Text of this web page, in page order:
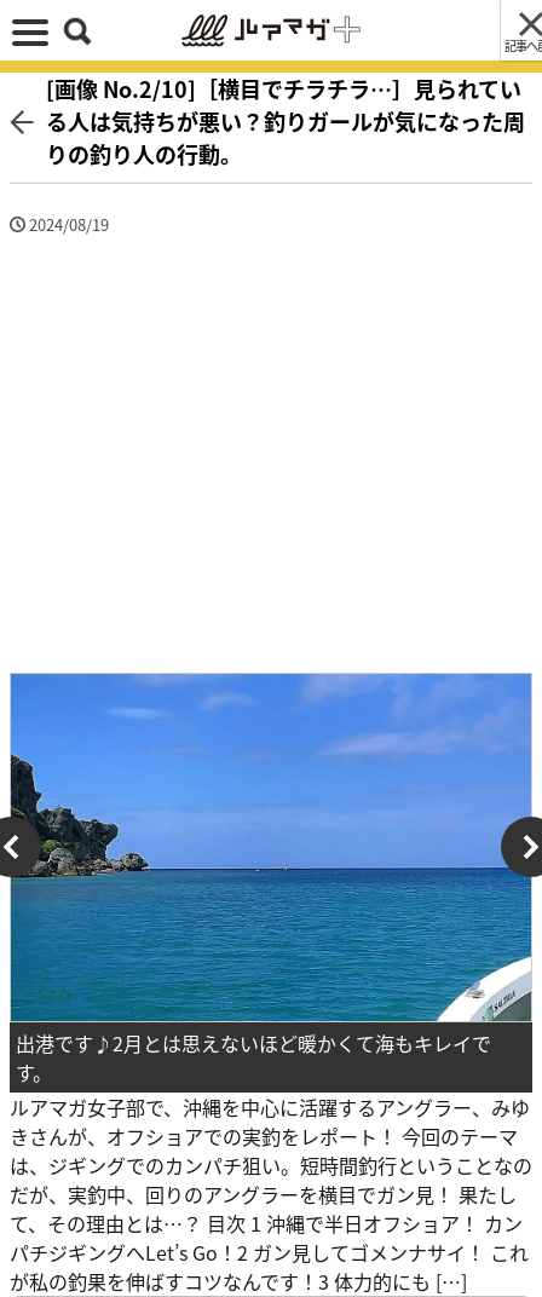
記事へ
[画像 No.2/10]［横目でチラチラ…］見られてい
る人は気持ちが悪い？釣りガールが気になった周
りの釣り人の行動。
2024/08/19
出港です♪2月とは思えないほど暖かくて海もキレイで
す。
ルアマガ女子部で、沖縄を中心に活躍するアングラー、みゆ
きさんが、オフショアでの実釣をレポート！ 今回のテーマ
は、ジギングでのカンパチ狙い。短時間釣行ということなの
だが、実釣中、回りのアングラーを横目でガン見！ 果たし
て、その理由とは…？ 目次 1 沖縄で半日オフショア！ カン
パチジギングへLet’s Go！2 ガン見してゴメンナサイ！ これ
が私の釣果を伸ばすコツなんです！3 体力的にも […]